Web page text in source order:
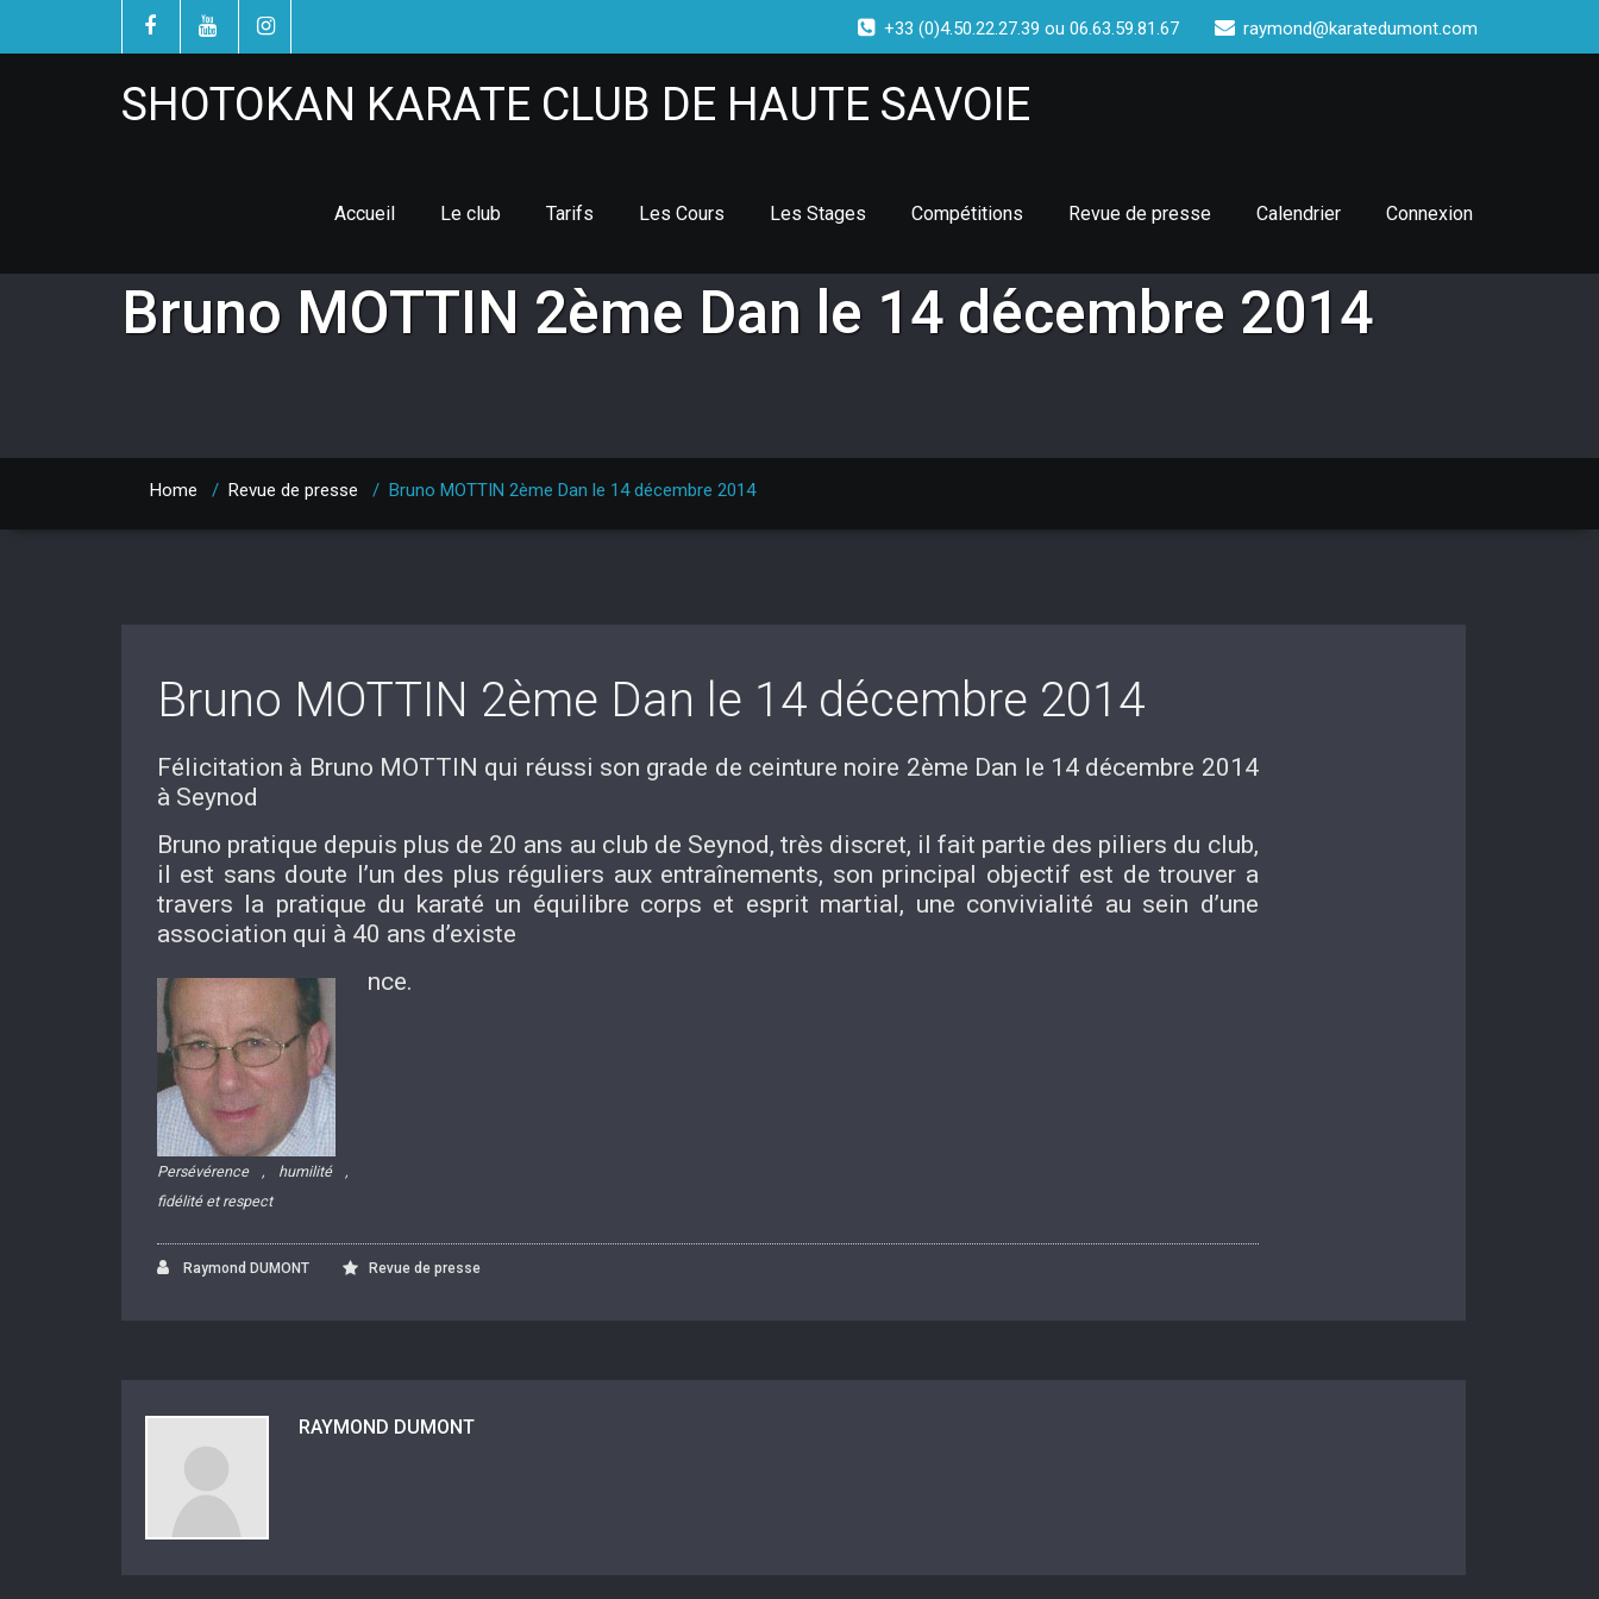
+33 (0)4.50.22.27.39 ou 06.63.59.81.67 raymond@karatedumont.com
SHOTOKAN KARATE CLUB DE HAUTE SAVOIE
Accueil Le club Tarifs Les Cours Les Stages Compétitions Revue de presse Calendrier Connexion
Bruno MOTTIN 2ème Dan le 14 décembre 2014
Home / Revue de presse / Bruno MOTTIN 2ème Dan le 14 décembre 2014
Bruno MOTTIN 2ème Dan le 14 décembre 2014
Félicitation à Bruno MOTTIN qui réussi son grade de ceinture noire 2ème Dan le 14 décembre 2014
à Seynod
Bruno pratique depuis plus de 20 ans au club de Seynod, très discret, il fait partie des piliers du club,
il est sans doute l’un des plus réguliers aux entraînements, son principal objectif est de trouver a
travers la pratique du karaté un équilibre corps et esprit martial, une convivialité au sein d’une
association qui à 40 ans d’existe
Persévérence , humilité ,
fidélité et respect
nce.
Raymond DUMONT Revue de presse
RAYMOND DUMONT